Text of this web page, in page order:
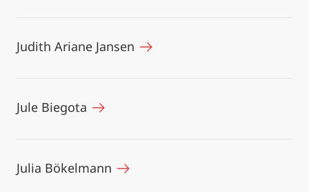
Judith Ariane Jansen
Jule Biegota
Julia Bökelmann